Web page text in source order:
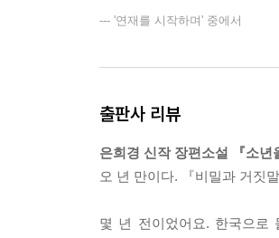
--- '연재를 시작하며' 중에서
출판사 리뷰
은희경 신작 장편소설 『소년
오 년 만이다. 『비밀과 거짓
몇 년 전이었어요. 한국으